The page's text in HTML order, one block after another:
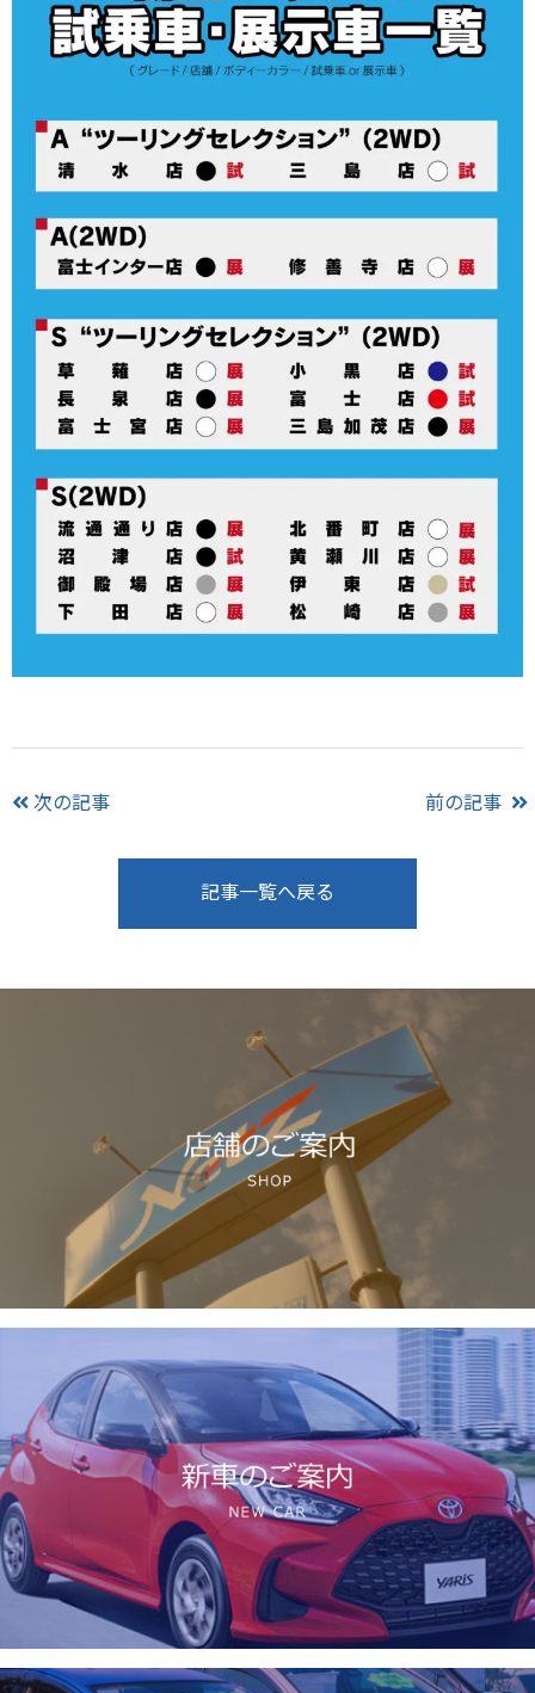
次の記事 前の記事
記事一覧へ戻る